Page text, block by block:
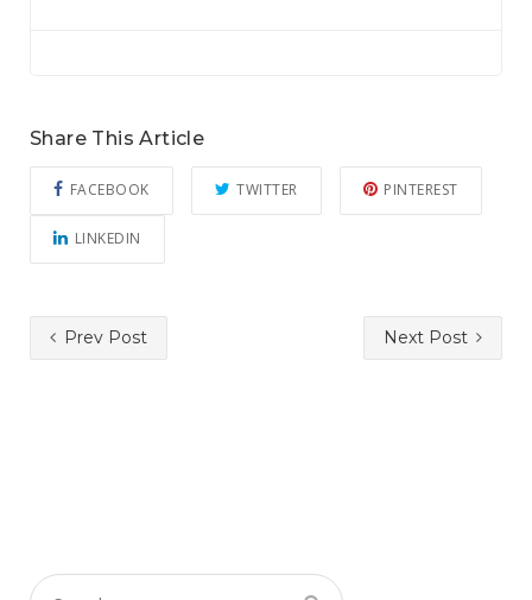
Share This Article
FACEBOOK TWITTER PINTEREST
LINKEDIN
Prev Post Next Post